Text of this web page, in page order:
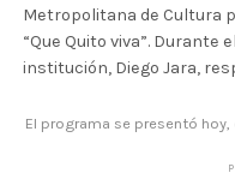
Metropolitana de Cultura
“Que Quito viva”.
institución, Diego Jara,
El programa se presentó